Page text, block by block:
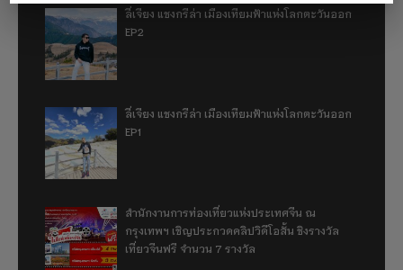
ลี่เจียง แชงกรีล่า เมืองเทียมฟ้าแห่งโลกตะวันออก
EP2
ลี่เจียง แชงกรีล่า เมืองเทียมฟ้าแห่งโลกตะวันออก
EP1
สำนักงานการท่องเที่ยวแห่งประเทศจีน ณ
กรุงเทพฯ เชิญประกวดคลิปวิดีโอสั้น ชิงรางวัล
เที่ยวจีนฟรี จำนวน 7 รางวัล